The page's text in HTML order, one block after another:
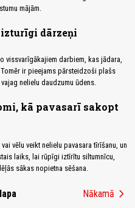
mājām.
izturīgi dārzeņi
vissvarīgākajiem darbiem, kas jādara,
ir pieejams pārsteidzoši plašs
nelielu daudzumu ūdens.
kā pavasarī sakopt
vēlu veikt nelielu pavasara tīrīšanu, un
laiks, lai rūpīgi iztīrītu siltumnīcu,
sākas nopietna sēšana.
Nākamā chevron_right